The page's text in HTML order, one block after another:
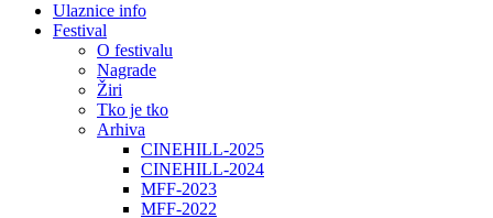
Ulaznice info
Festival
O festivalu
Nagrade
Žiri
Tko je tko
Arhiva
CINEHILL-2025
CINEHILL-2024
MFF-2023
MFF-2022